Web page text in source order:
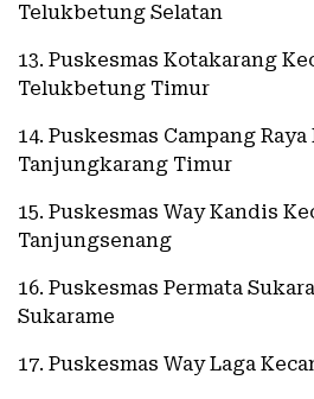
Telukbetung Selatan
13. Puskesmas Kotakarang
Telukbetung Timur
14. Puskesmas Campang
Tanjungkarang Timur
15. Puskesmas Way Kandis
Tanjungsenang
16. Puskesmas Permata
Sukarame
17. Puskesmas Way Laga